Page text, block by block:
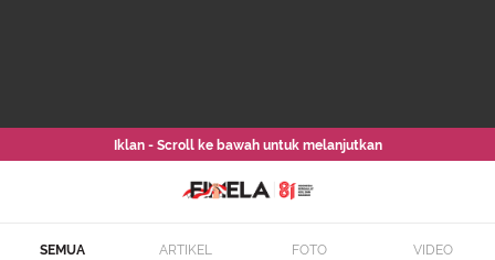
Iklan - Scroll ke bawah untuk melanjutkan
SEMUA ARTIKEL FOTO VIDEO